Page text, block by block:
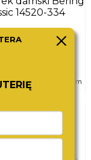
20x26mm
KOSZYKA